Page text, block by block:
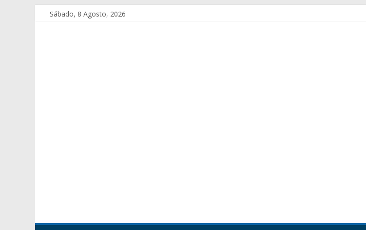
Sábado, 8 Agosto, 2026